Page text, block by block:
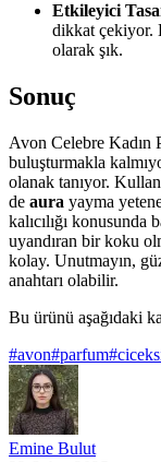
Etkileyici
dikkat çekiyor.
olarak şık.
Sonuç
Avon Celebre Kadın
buluşturmakla
olanak tanıyor.
de aura yayma
kalıcılığı
uyandıran bir koku
kolay. Unutmayın,
anahtarı olabilir.
Bu ürünü aşağıdaki
#avon#parfum#
Emine Bulut